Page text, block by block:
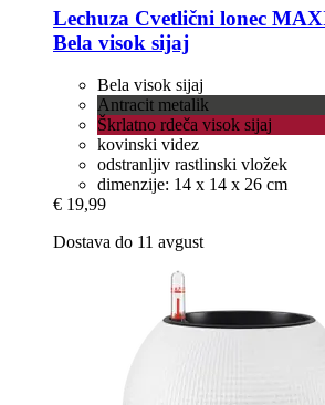
Lechuza Cvetlični lonec
Bela visok sijaj
Bela visok sijaj
Antracit metalik
Škrlatno rdeča visok sijaj
kovinski videz
odstranljiv rastlinski vložek
dimenzije: 14 x 14 x 26 cm
€ 19,99
Dostava do 11 avgust